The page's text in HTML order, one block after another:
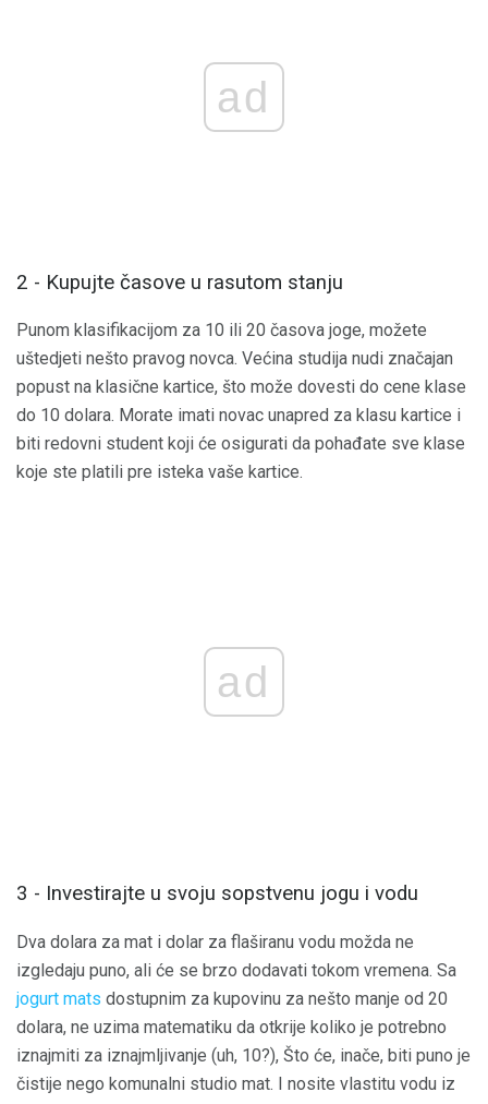
ad
2 - Kupujte časove u rasutom stanju
Punom klasifikacijom za 10 ili 20 časova joge, možete
uštedjeti nešto pravog novca. Većina studija nudi značajan
popust na klasične kartice, što može dovesti do cene klase
do 10 dolara. Morate imati novac unapred za klasu kartice i
biti redovni student koji će osigurati da pohađate sve klase
koje ste platili pre isteka vaše kartice.
ad
3 - Investirajte u svoju sopstvenu jogu i vodu
Dva dolara za mat i dolar za flaširanu vodu možda ne
izgledaju puno, ali će se brzo dodavati tokom vremena. Sa
jogurt mats dostupnim za kupovinu za nešto manje od 20
dolara, ne uzima matematiku da otkrije koliko je potrebno
iznajmiti za iznajmljivanje (uh, 10?), Što će, inače, biti puno je
čistije nego komunalni studio mat. I nosite vlastitu vodu iz